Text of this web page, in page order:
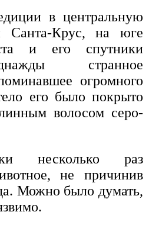
в центральную
Санта-Крус, на юге
и его спутники
странное
огромного
его было покрыто
волосом серо-
несколько раз
не причинив
Можно было думать,